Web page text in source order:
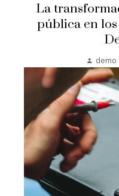
La
pública en
demo